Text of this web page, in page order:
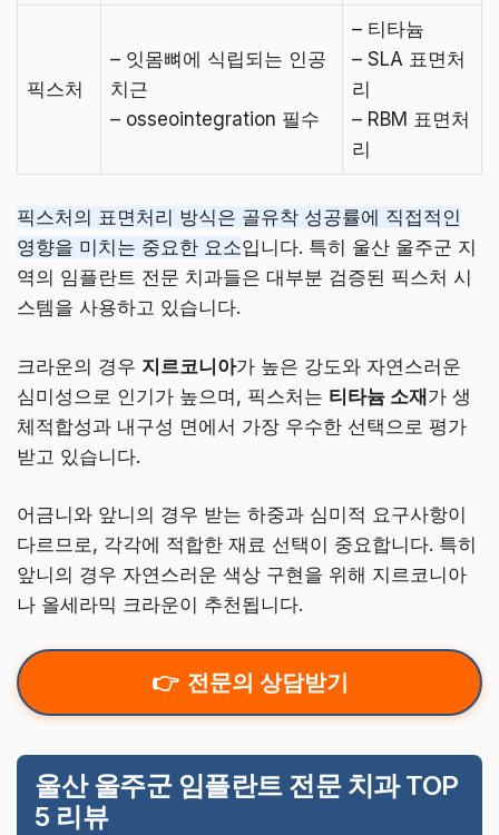
픽스처
– 잇몸뼈에 식립되는 인공
치근
– osseointegration 필수
– 티타늄
– SLA 표면처
리
– RBM 표면처
리
픽스처의 표면처리 방식은 골유착 성공률에 직접적인
영향을 미치는 중요한 요소입니다. 특히 울산 울주군 지
역의 임플란트 전문 치과들은 대부분 검증된 픽스처 시
스템을 사용하고 있습니다.
크라운의 경우 지르코니아가 높은 강도와 자연스러운
심미성으로 인기가 높으며, 픽스처는 티타늄 소재가 생
체적합성과 내구성 면에서 가장 우수한 선택으로 평가
받고 있습니다.
어금니와 앞니의 경우 받는 하중과 심미적 요구사항이
다르므로, 각각에 적합한 재료 선택이 중요합니다. 특히
앞니의 경우 자연스러운 색상 구현을 위해 지르코니아
나 올세라믹 크라운이 추천됩니다.
전문의 상담받기
울산 울주군 임플란트 전문 치과 TOP
5 리뷰